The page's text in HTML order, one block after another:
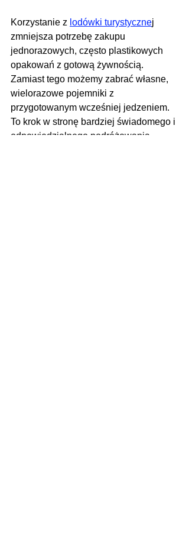
Korzystanie z lodówki turystycznej
zmniejsza potrzebę zakupu
jednorazowych, często plastikowych
opakowań z gotową żywnością.
Zamiast tego możemy zabrać własne,
wielorazowe pojemniki z
przygotowanym wcześniej jedzeniem.
To krok w stronę bardziej świadomego i
odpowiedzialnego podróżowania.